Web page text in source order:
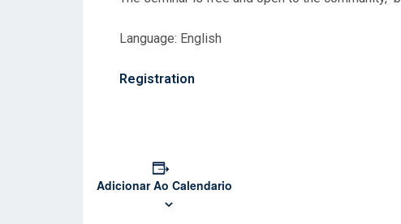
Language: English
Registration
Adicionar Ao Calendario